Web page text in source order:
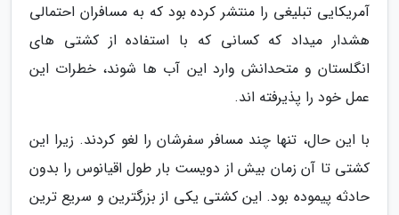
آمریکایی تبلیغی را منتشر کرده بود که به مسافران احتمالی
هشدار میداد که کسانی که با استفاده از کشتی های
انگلستان و متحدانش وارد این آب ها شوند، خطرات این
عمل خود را پذیرفته اند.
با این حال، تنها چند مسافر سفرشان را لغو کردند. زیرا این
کشتی تا آن زمان بیش از دویست بار طول اقیانوس را بدون
حادثه پیموده بود. این کشتی یکی از بزرگترین و سریع ترین